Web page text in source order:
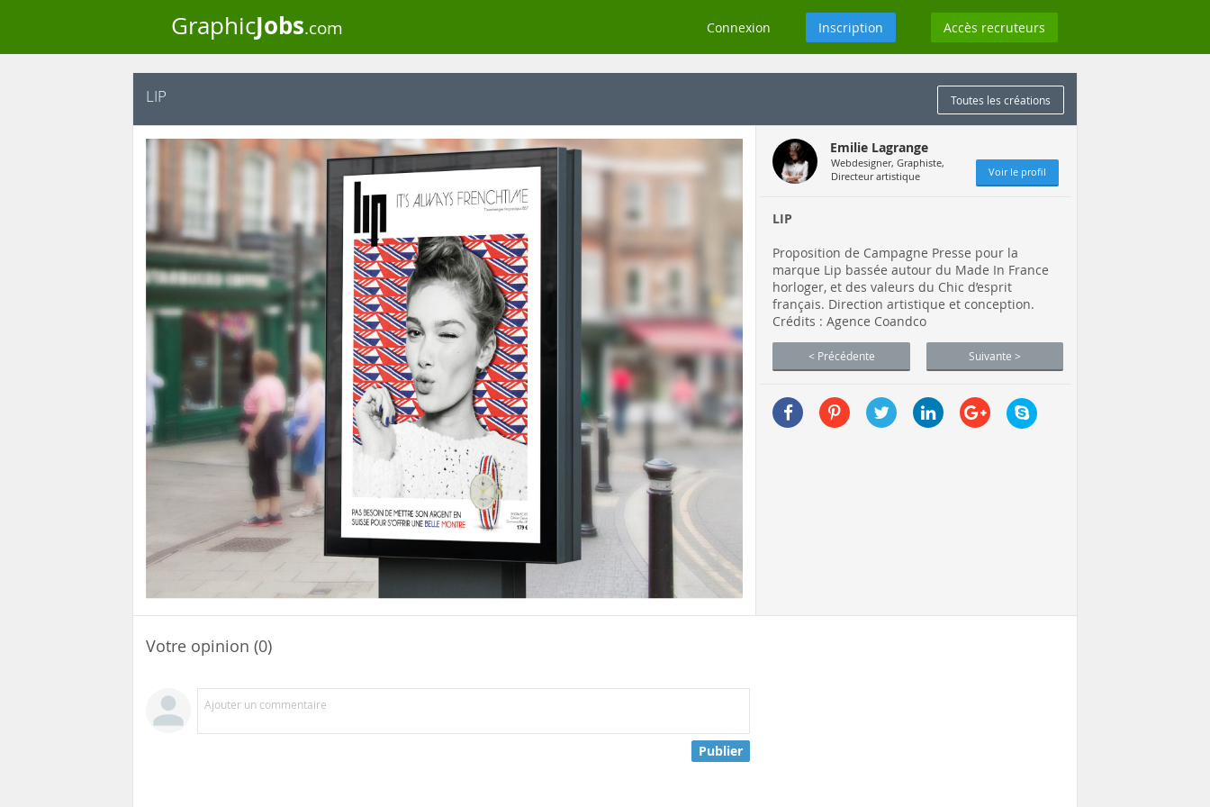
GraphicJobs.com Connexion Inscription Accès recruteurs
LIP Toutes les créations
Emilie Lagrange
Webdesigner, Graphiste,
Directeur artistique
Voir le profil
LIP
Proposition de Campagne Presse pour la
marque Lip bassée autour du Made In France
horloger, et des valeurs du Chic d’esprit
français. Direction artistique et conception.
Crédits : Agence Coandco
< Précédente Suivante >
Votre opinion (0)
Ajouter un commentaire
Publier